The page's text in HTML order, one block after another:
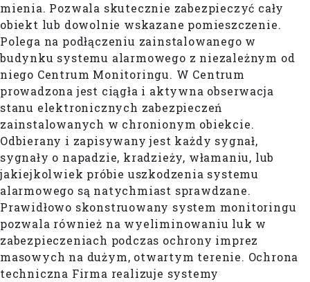
mienia. Pozwala skutecznie zabezpieczyć cały
obiekt lub dowolnie wskazane pomieszczenie.
Polega na podłączeniu zainstalowanego w
budynku systemu alarmowego z niezależnym od
niego Centrum Monitoringu. W Centrum
prowadzona jest ciągła i aktywna obserwacja
stanu elektronicznych zabezpieczeń
zainstalowanych w chronionym obiekcie.
Odbierany i zapisywany jest każdy sygnał,
sygnały o napadzie, kradzieży, włamaniu, lub
jakiejkolwiek próbie uszkodzenia systemu
alarmowego są natychmiast sprawdzane.
Prawidłowo skonstruowany system monitoringu
pozwala również na wyeliminowaniu luk w
zabezpieczeniach podczas ochrony imprez
masowych na dużym, otwartym terenie. Ochrona
techniczna Firma realizuje systemy